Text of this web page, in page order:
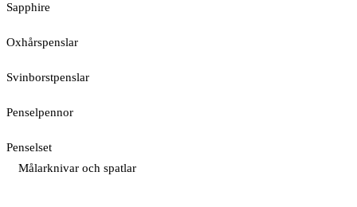
Sapphire
Oxhårspenslar
Svinborstpenslar
Penselpennor
Penselset
Målarknivar och spatlar